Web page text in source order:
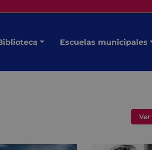
Escuelas municipales